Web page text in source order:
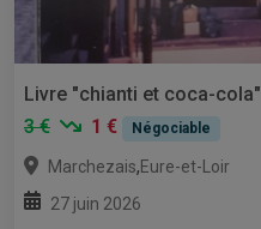
Livre "chianti et coca-cola"
3 €
1 € Négociable
Marchezais,Eure-et-Loir
27 juin 2026